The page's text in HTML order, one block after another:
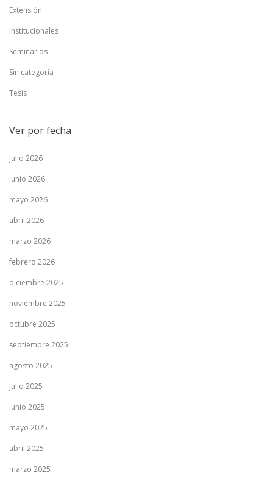
Extensión
Institucionales
Seminarios
Sin categoría
Tesis
Ver por fecha
julio 2026
junio 2026
mayo 2026
abril 2026
marzo 2026
febrero 2026
diciembre 2025
noviembre 2025
octubre 2025
septiembre 2025
agosto 2025
julio 2025
junio 2025
mayo 2025
abril 2025
marzo 2025